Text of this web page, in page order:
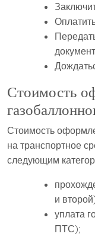
Стоимость
Стоимость
на транспортное
следующим
и
уплата
ПТС);